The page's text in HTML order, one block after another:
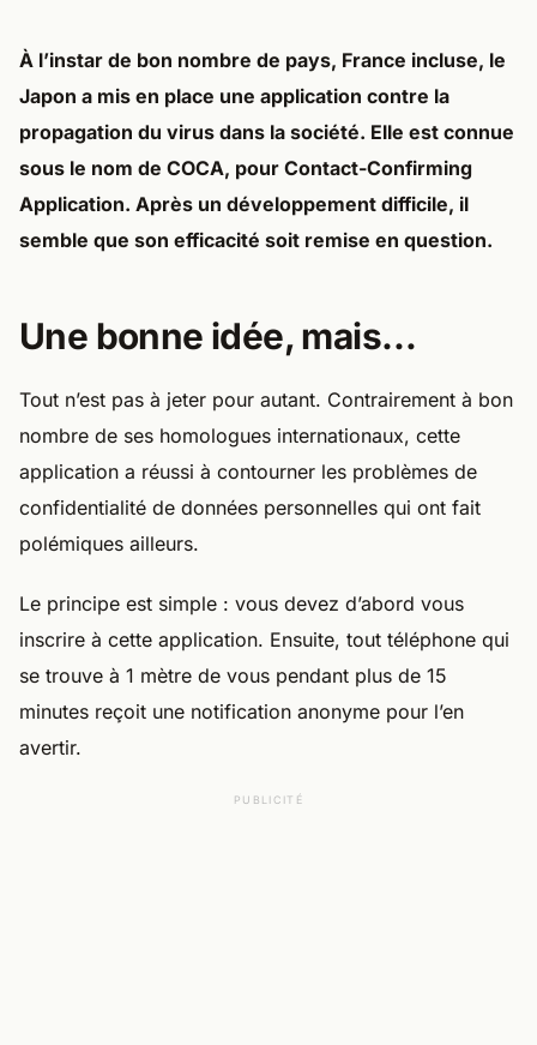
À l’instar de bon nombre de pays, France incluse, le
Japon a mis en place une application contre la
propagation du virus dans la société. Elle est connue
sous le nom de COCA, pour Contact-Confirming
Application. Après un développement difficile, il
semble que son efficacité soit remise en question.
Une bonne idée, mais…
Tout n’est pas à jeter pour autant. Contrairement à bon
nombre de ses homologues internationaux, cette
application a réussi à contourner les problèmes de
confidentialité de données personnelles qui ont fait
polémiques ailleurs.
Le principe est simple : vous devez d’abord vous
inscrire à cette application. Ensuite, tout téléphone qui
se trouve à 1 mètre de vous pendant plus de 15
minutes reçoit une notification anonyme pour l’en
avertir.
PUBLICITÉ